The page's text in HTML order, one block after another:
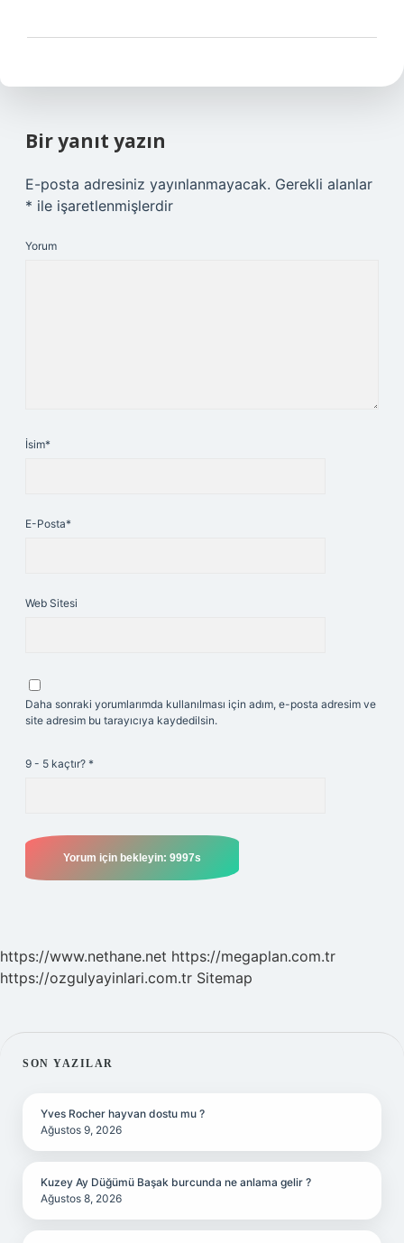
Bir yanıt yazın
E-posta adresiniz yayınlanmayacak. Gerekli alanlar
* ile işaretlenmişlerdir
Yorum
İsim*
E-Posta*
Web Sitesi
Daha sonraki yorumlarımda kullanılması için adım, e-posta adresim ve
site adresim bu tarayıcıya kaydedilsin.
9 - 5 kaçtır? *
https://www.nethane.net https://megaplan.com.tr
https://ozgulyayinlari.com.tr Sitemap
SIDEBAR
SON YAZILAR
Yves Rocher hayvan dostu mu ?
Ağustos 9, 2026
Kuzey Ay Düğümü Başak burcunda ne anlama gelir ?
Ağustos 8, 2026